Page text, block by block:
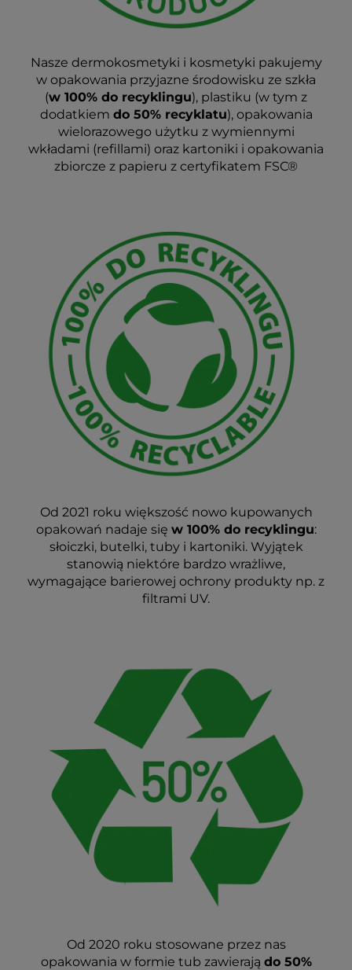
Nasze dermokosmetyki i kosmetyki pakujemy
w opakowania przyjazne środowisku ze szkła
(w 100% do recyklingu), plastiku (w tym z
dodatkiem do 50% recyklatu), opakowania
wielorazowego użytku z wymiennymi
wkładami (refillami) oraz kartoniki i opakowania
zbiorcze z papieru z certyfikatem FSC®
Od 2021 roku większość nowo kupowanych
opakowań nadaje się w 100% do recyklingu:
słoiczki, butelki, tuby i kartoniki. Wyjątek
stanowią niektóre bardzo wrażliwe,
wymagające barierowej ochrony produkty np. z
filtrami UV.
Od 2020 roku stosowane przez nas
opakowania w formie tub zawierają do 50%